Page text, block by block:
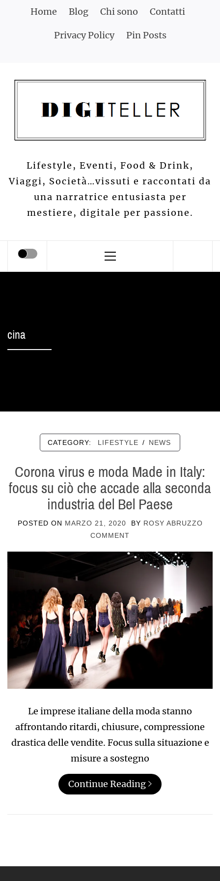
Home Blog Chi sono Contatti
Privacy Policy Pin Posts
Lifestyle, Eventi, Food & Drink,
Viaggi, Società…vissuti e raccontati da
una narratrice entusiasta per
mestiere, digitale per passione.
Menu
cina
CATEGORY: LIFESTYLE / NEWS
Corona virus e moda Made in Italy:
focus su ciò che accade alla seconda
industria del Bel Paese
POSTED ON MARZO 21, 2020 BY ROSY ABRUZZO
COMMENT
Le imprese italiane della moda stanno
affrontando ritardi, chiusure, compressione
drastica delle vendite. Focus sulla situazione e
misure a sostegno
Continue Reading